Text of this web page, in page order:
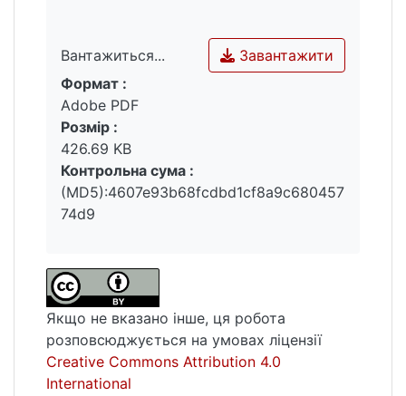
Вантажиться...
Вантажиться...
Завантажити
Формат :
Adobe PDF
Розмір :
426.69 KB
Контрольна сума :
(MD5):4607e93b68fcdbd1cf8a9c680457
74d9
Якщо не вказано інше, ця робота
розповсюджується на умовах ліцензії
Creative Commons Attribution 4.0
International